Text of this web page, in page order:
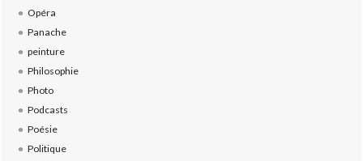
Opéra
Panache
peinture
Philosophie
Photo
Podcasts
Poésie
Politique